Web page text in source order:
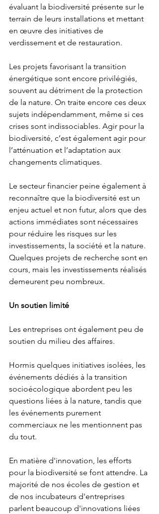
évaluant la biodiversité présente sur le
terrain de leurs installations et mettant
en œuvre des initiatives de
verdissement et de restauration.
Les projets favorisant la transition
énergétique sont encore privilégiés,
souvent au détriment de la protection
de la nature. On traite encore ces deux
sujets indépendamment, même si ces
crises sont indissociables. Agir pour la
biodiversité, c’est également agir pour
l’atténuation et l’adaptation aux
changements climatiques.
Le secteur financier peine également à
reconnaître que la biodiversité est un
enjeu actuel et non futur, alors que des
actions immédiates sont nécessaires
pour réduire les risques sur les
investissements, la société et la nature.
Quelques projets de recherche sont en
cours, mais les investissements réalisés
demeurent peu nombreux.
Un soutien limité
Les entreprises ont également peu de
soutien du milieu des affaires.
Hormis quelques initiatives isolées, les
événements dédiés à la transition
socioécologique abordent peu les
questions liées à la nature, tandis que
les événements purement
commerciaux ne les mentionnent pas
du tout.
En matière d'innovation, les efforts
pour la biodiversité se font attendre. La
majorité de nos écoles de gestion et
de nos incubateurs d'entreprises
parlent beaucoup d'innovations liées